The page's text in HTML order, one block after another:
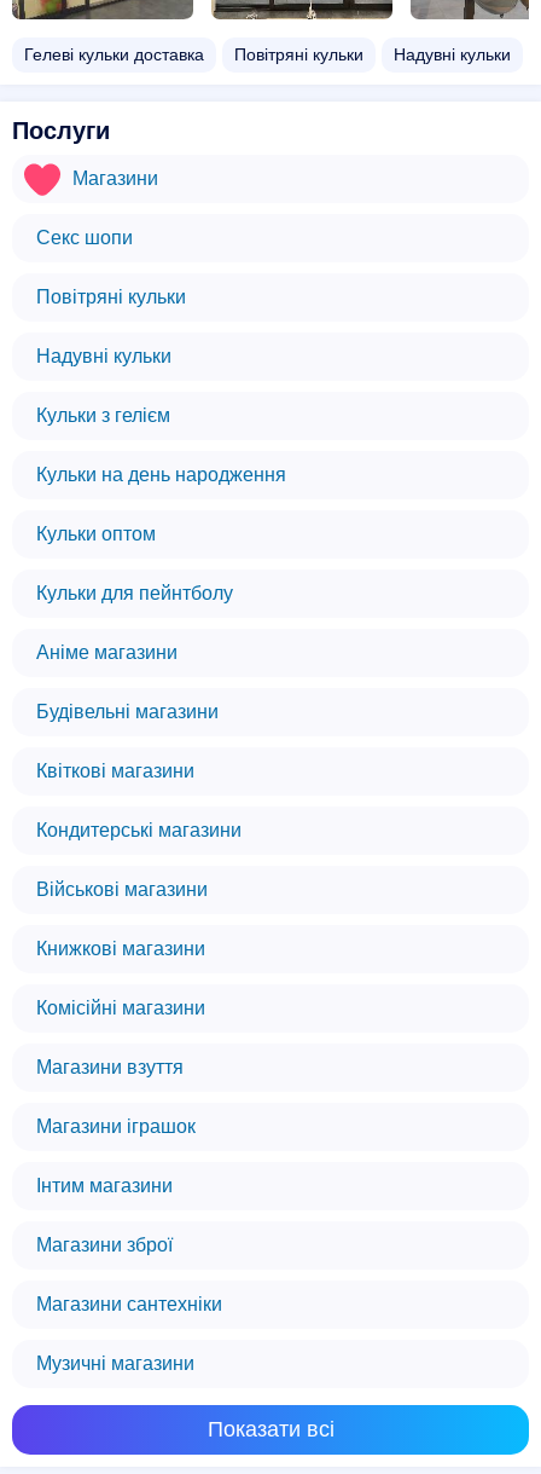
Гелеві кульки доставка Повітряні кульки Надувні кульки
Послуги
Магазини
Секс шопи
Повітряні кульки
Надувні кульки
Кульки з гелієм
Кульки на день народження
Кульки оптом
Кульки для пейнтболу
Аніме магазини
Будівельні магазини
Квіткові магазини
Кондитерські магазини
Військові магазини
Книжкові магазини
Комісійні магазини
Магазини взуття
Магазини іграшок
Інтим магазини
Магазини зброї
Магазини сантехніки
Музичні магазини
Показати всі